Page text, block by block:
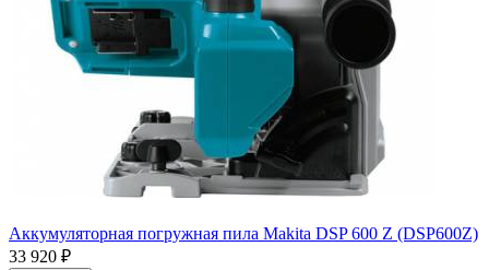
Аккумуляторная погружная пила Mаkita DSP 600 Z (DSP600Z)
33 920 ₽